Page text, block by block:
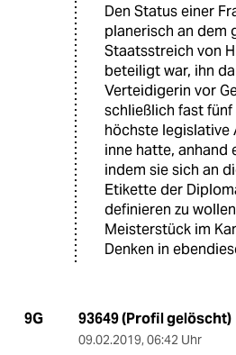
Den Status einer
planerisch an dem
Staatsstreich von
beteiligt war, ihn
Verteidigerin vor
schließlich fast
höchste legislative
inne hatte, anhand
indem sie sich an
Etikette der
definieren zu
Meisterstück im
Denken in
9G 93649 (Profil gelöscht)
09.02.2019, 06:42 Uhr